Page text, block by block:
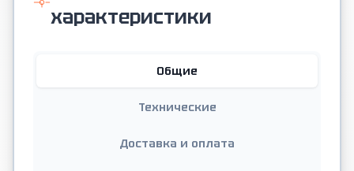
характеристики
Общие
Технические
Доставка и оплата